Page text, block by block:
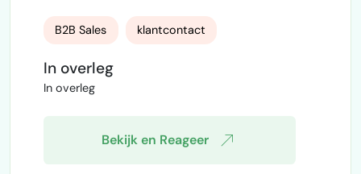
bestaande lijst met leads • Deals sluiten en
mag en wordt gewaardeerd • Direct
afspraken inplannen voor klanten Wat wij
vragen: • Nederlands vloeiend •
B2B Sales klantcontact
In overleg
In overleg
Bekijk en Reageer